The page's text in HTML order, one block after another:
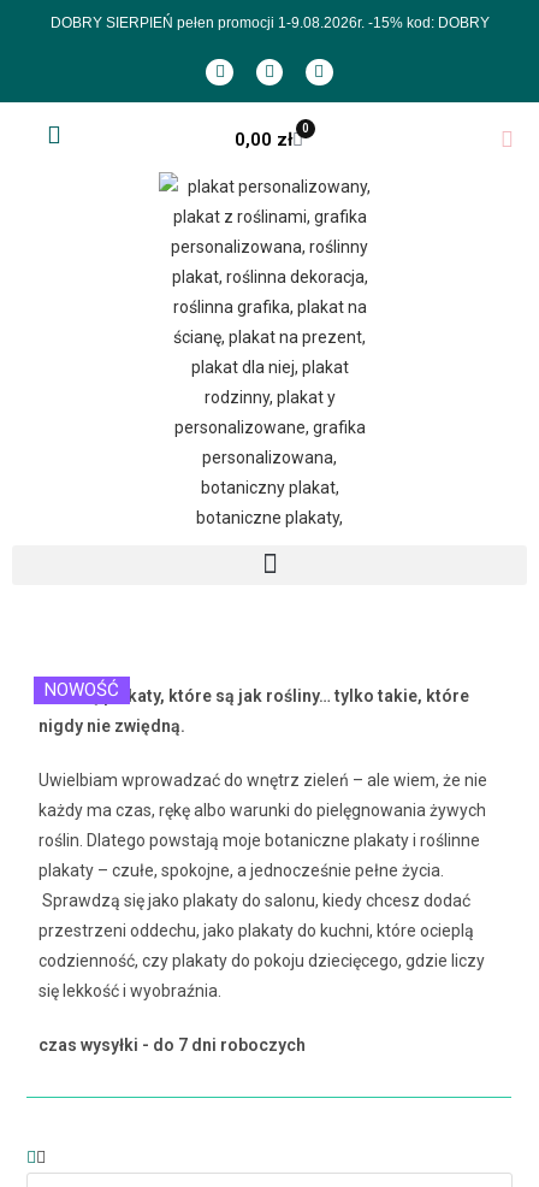
DOBRY SIERPIEŃ pełen promocji 1-9.08.2026r. -15% kod: DOBRY
0,00 zł
0
Tworzę plakaty, które są jak rośliny… tylko takie, które
nigdy nie zwiędną.
Uwielbiam wprowadzać do wnętrz zieleń – ale wiem, że nie
każdy ma czas, rękę albo warunki do pielęgnowania żywych
roślin. Dlatego powstają moje botaniczne plakaty i roślinne
plakaty – czułe, spokojne, a jednocześnie pełne życia.
Sprawdzą się jako plakaty do salonu, kiedy chcesz dodać
przestrzeni oddechu, jako plakaty do kuchni, które ocieplą
codzienność, czy plakaty do pokoju dziecięcego, gdzie liczy
się lekkość i wyobraźnia.
czas wysyłki - do 7 dni roboczych
NOWOŚĆ